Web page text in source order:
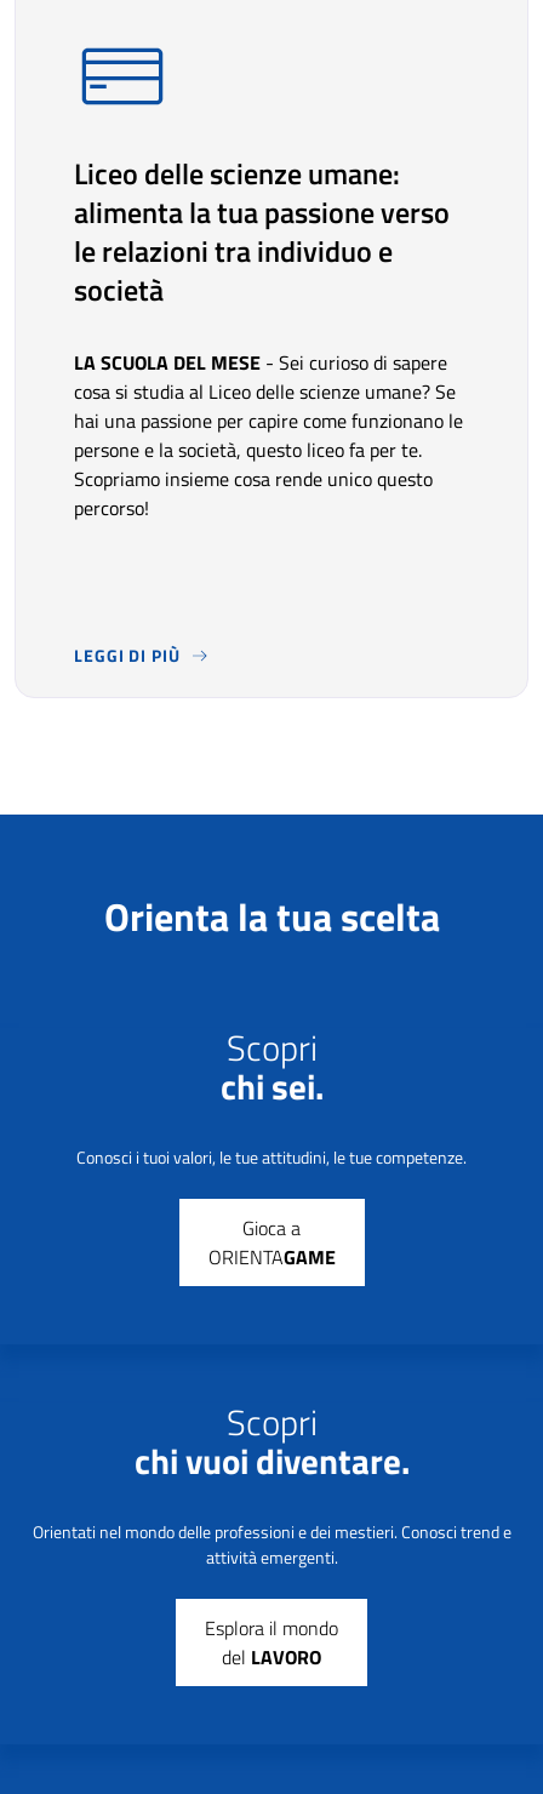
Liceo delle scienze umane:
alimenta la tua passione verso
le relazioni tra individuo e
società
LA SCUOLA DEL MESE - Sei curioso di sapere
cosa si studia al Liceo delle scienze umane? Se
hai una passione per capire come funzionano le
persone e la società, questo liceo fa per te.
Scopriamo insieme cosa rende unico questo
percorso!
LEGGI DI PIÙ
LA SCUOLA DEL MESE
Orienta la tua scelta
Scopri
chi sei.
Conosci i tuoi valori, le tue attitudini, le tue competenze.
Gioca a
ORIENTAGAME
Scopri
chi vuoi diventare.
Orientati nel mondo delle professioni e dei mestieri. Conosci trend e
attività emergenti.
Esplora il mondo
del LAVORO